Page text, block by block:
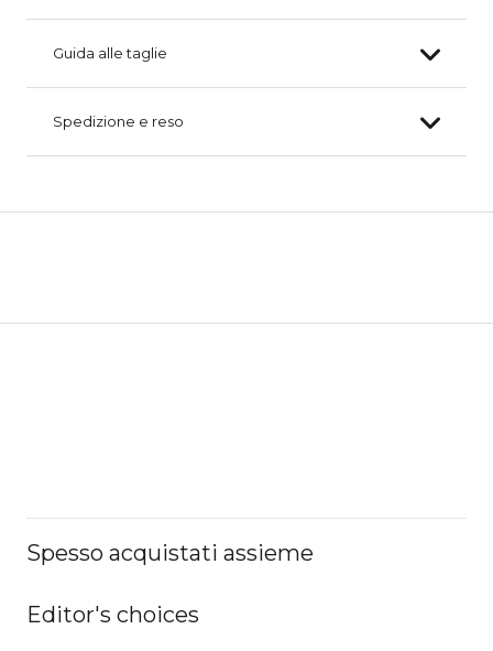
Guida alle taglie
Spedizione e reso
Spesso acquistati assieme
Editor's choices